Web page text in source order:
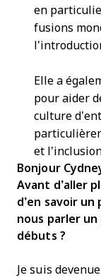
en
fusions
Elle a
pour aider
culture
et
Bonjour
Avant d’aller
d’en savoir
nous parler un
débuts ?
Je suis